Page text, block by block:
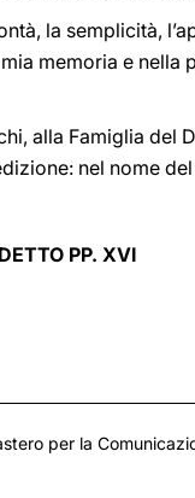
la semplicità,
memoria e nella
alla Famiglia del
nel nome
PP. XVI
per la